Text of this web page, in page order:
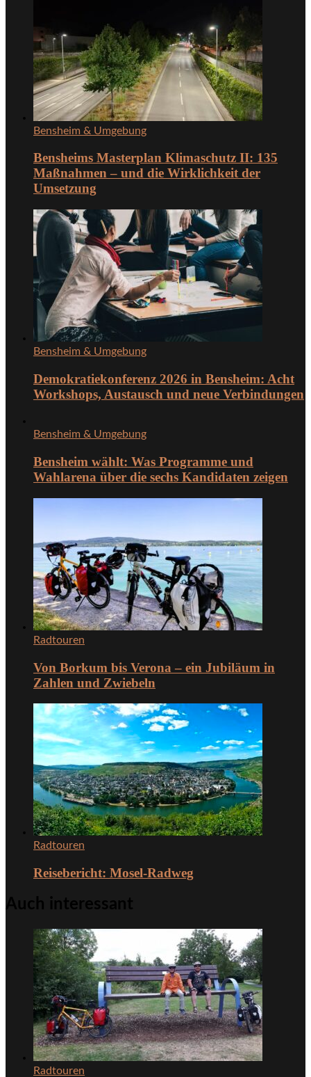
Bensheim & Umgebung
Bensheims Masterplan Klimaschutz II: 135
Maßnahmen – und die Wirklichkeit der
Umsetzung
Bensheim & Umgebung
Demokratiekonferenz 2026 in Bensheim: Acht
Workshops, Austausch und neue Verbindungen
Bensheim & Umgebung
Bensheim wählt: Was Programme und
Wahlarena über die sechs Kandidaten zeigen
Radtouren
Von Borkum bis Verona – ein Jubiläum in
Zahlen und Zwiebeln
Radtouren
Reisebericht: Mosel-Radweg
Auch interessant
Radtouren